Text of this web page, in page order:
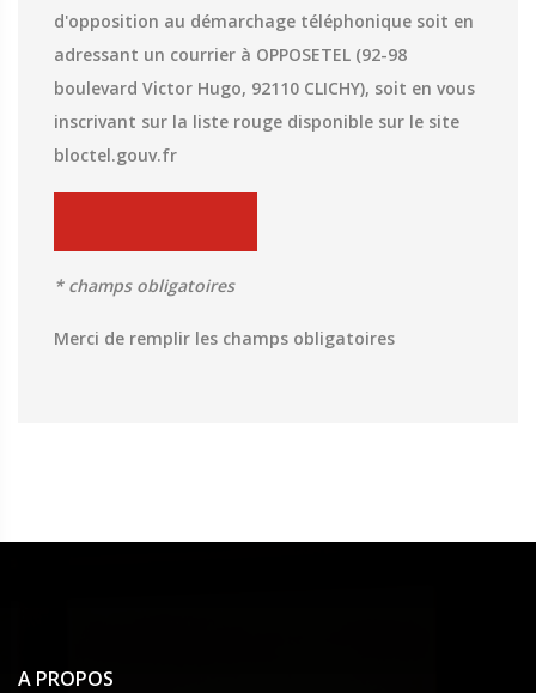
d'opposition au démarchage téléphonique soit en
adressant un courrier à OPPOSETEL (92-98
boulevard Victor Hugo, 92110 CLICHY), soit en vous
inscrivant sur la liste rouge disponible sur le site
bloctel.gouv.fr
* champs obligatoires
Merci de remplir les champs obligatoires
A PROPOS